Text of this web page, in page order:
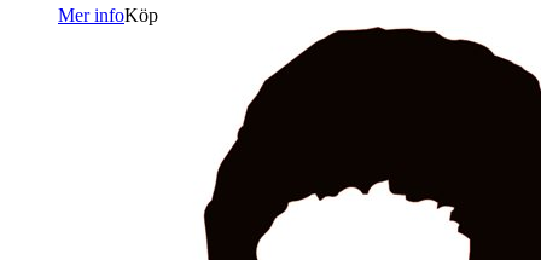
Mer infoKöp